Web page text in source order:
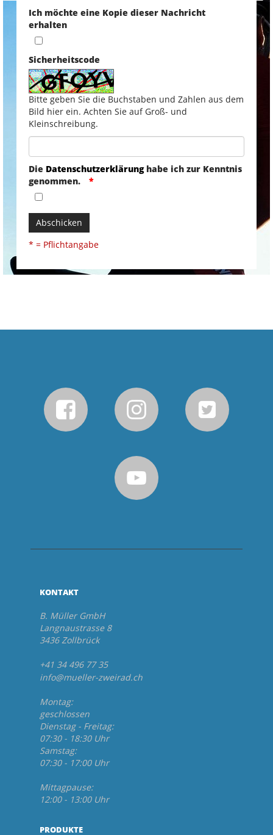
Ich möchte eine Kopie dieser Nachricht
erhalten
Sicherheitscode
Bitte geben Sie die Buchstaben und Zahlen aus dem
Bild hier ein. Achten Sie auf Groß- und
Kleinschreibung.
Die Datenschutzerklärunghabe ich zur Kenntnis
genommen.
Abschicken
* = Pflichtangabe
KONTAKT
B. Müller GmbH
Langnaustrasse 8
3436 Zollbrück
+41 34 496 77 35
info@mueller-zweirad.ch
Montag:
geschlossen
Dienstag - Freitag:
07:30 - 18:30 Uhr
Samstag:
07:30 - 17:00 Uhr
Mittagpause:
12:00 - 13:00 Uhr
PRODUKTE